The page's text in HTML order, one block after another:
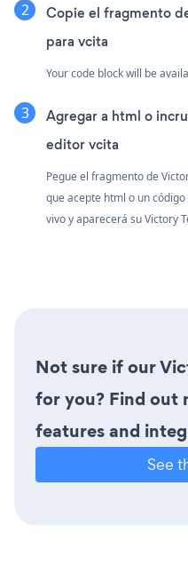
Copie el fragmento
para vcita
Your code block will be
Agregar a html o
editor vcita
Pegue el fragmento de
que acepte html o un
vivo y aparecerá su Victory
Not sure if our
for you? Find out
features and
See